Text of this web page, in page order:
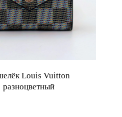
Louis Vuitton
разноцветный